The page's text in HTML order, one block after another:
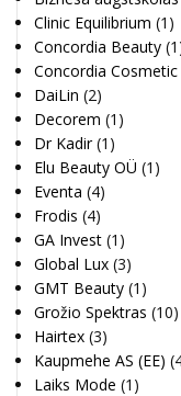
Clinic Equilibrium (1)
Concordia Beauty
Concordia Cosmetic
DaiLin (2)
Decorem (1)
Dr Kadir (1)
Elu Beauty OÜ (1)
Eventa (4)
Frodis (4)
GA Invest (1)
Global Lux (3)
GMT Beauty (1)
Grožio Spektras (10)
Hairtex (3)
Kaupmehe AS (EE)
Laiks Mode (1)